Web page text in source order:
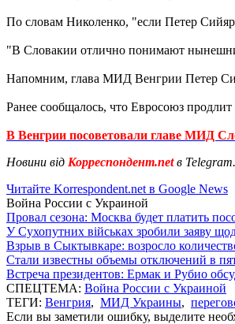
По словам Николенко, "если Петер
"В Словакии отлично понимают
Напомним, глава МИД Венгрии Петер
Ранее сообщалось, что Евросоюз
В Венгрии посоветовали главе МИД
Новини від Корреспондент.netв
Читайте Korrespondent.net в Google News
Война России с Украиной
Провал сезона: Москва будет платить
У Сухопутних військах зробили заяву
Взрыв в Сыктывкаре: возросло
Стали известны объемы отключений в
Встреча президентов: Ермак и Рубио
СПЕЦТЕМА: Война России с Украиной
ТЕГИ: Венгрия, МИД Украины,
Если вы заметили ошибку, выделите